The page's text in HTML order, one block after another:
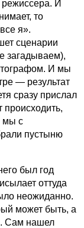
И
то
я».
сценарии
загадываем),
И мы
— результат
сразу прислал
происходить,
мы с
пустыню
был год
оттуда
неожиданно.
может быть, а
Сам нашел